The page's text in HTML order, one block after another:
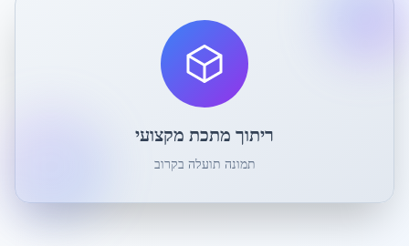
ריתוך מתכת מקצועי
תמונה תועלה בקרוב